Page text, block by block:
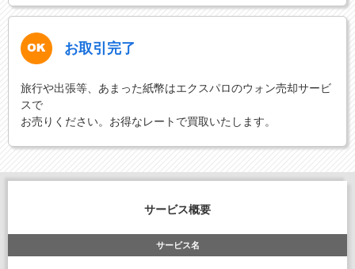
お取引完了
旅行や出張等、あまった紙幣はエクスパロのウォン売却サービ
スで
お売りください。お得なレートで買取いたします。
サービス概要
サービス名